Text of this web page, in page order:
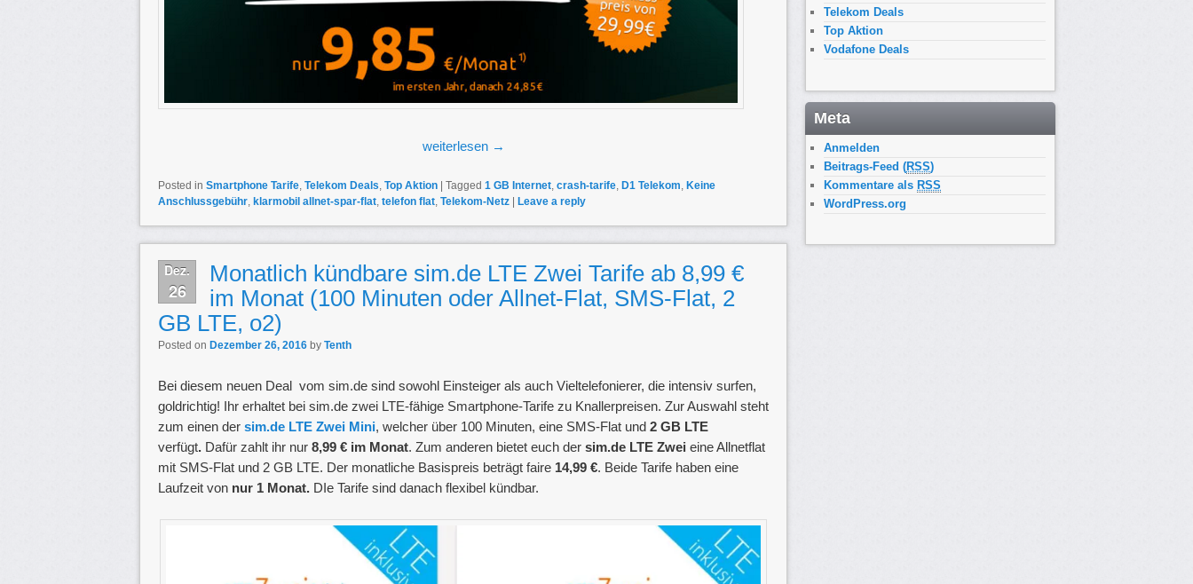
weiterlesen →
Posted in Smartphone Tarife, Telekom Deals, Top Aktion Tagged 1 GB Internet, crash-tarife, D1 Telekom, Keine
Anschlussgebühr, klarmobil allnet-spar-flat, telefon flat, Telekom-Netz Leave a reply
Dez.
26
Monatlich kündbare sim.de LTE Zwei Tarife ab 8,99 €
im Monat (100 Minuten oder Allnet-Flat, SMS-Flat, 2
GB LTE, o2)
Posted on Dezember 26, 2016 by Tenth
Bei diesem neuen Deal vom sim.de sind sowohl Einsteiger als auch Vieltelefonierer, die intensiv surfen,
goldrichtig! Ihr erhaltet bei sim.de zwei LTE-fähige Smartphone-Tarife zu Knallerpreisen. Zur Auswahl steht
zum einen der sim.de LTE Zwei Mini, welcher über 100 Minuten, eine SMS-Flat und 2 GB LTE
verfügt. Dafür zahlt ihr nur 8,99 € im Monat. Zum anderen bietet euch der sim.de LTE Zwei eine Allnetflat
mit SMS-Flat und 2 GB LTE. Der monatliche Basispreis beträgt faire 14,99 €. Beide Tarife haben eine
Laufzeit von nur 1 Monat. DIe Tarife sind danach flexibel kündbar.
Telekom Deals
Top Aktion
Vodafone Deals
Meta
Anmelden
Beitrags-Feed (RSS)
Kommentare als RSS
WordPress.org